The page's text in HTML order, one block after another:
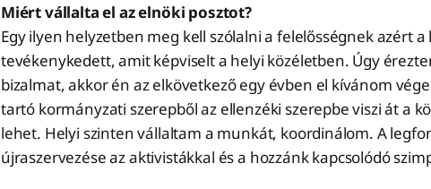
Miért vállalta el az elnöki posztot?
Egy ilyen helyzetben meg kell szólalni a felelősségnek azért
tevékenykedett, amit képviselt a helyi közéletben. Úgy
bizalmat, akkor én az elkövetkező egy évben el kívánom
tartó kormányzati szerepből az ellenzéki szerepbe viszi át a
lehet. Helyi szinten vállaltam a munkát, koordinálom. A
újraszervezése az aktivistákkal és a hozzánk kapcsolódó